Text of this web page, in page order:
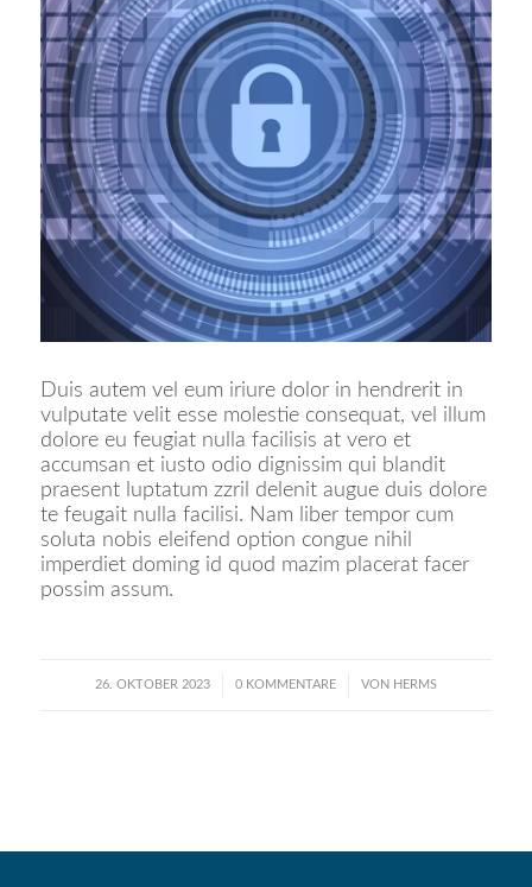
Duis autem vel eum iriure dolor in hendrerit in
vulputate velit esse molestie consequat, vel illum
dolore eu feugiat nulla facilisis at vero et
accumsan et iusto odio dignissim qui blandit
praesent luptatum zzril delenit augue duis dolore
te feugait nulla facilisi. Nam liber tempor cum
soluta nobis eleifend option congue nihil
imperdiet doming id quod mazim placerat facer
possim assum.
26. OKTOBER 2023
/ 0 KOMMENTARE
/ VON HERMS